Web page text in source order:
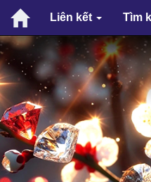
Liên kết Tìm